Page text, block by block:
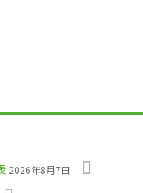
2026年8月7日